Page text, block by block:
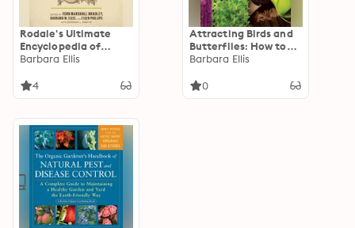
Rodale's Ultimate
Encyclopedia of
Organic Gardening
Barbara Ellis
4
Attracting Birds and
Butterflies: How to
Plant a Backyard
Winged Life
Barbara Ellis
0